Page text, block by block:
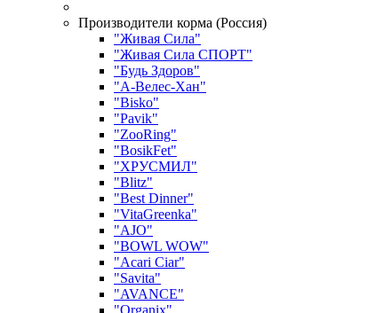
Производители корма (Россия)
"Живая Сила"
"Живая Сила СПОРТ"
"Будь Здоров"
"А-Велес-Хан"
"Bisko"
"Pavik"
"ZooRing"
"BosikFet"
"ХРУСМИЛ"
"Blitz"
"Best Dinner"
"VitaGreenka"
"AJO"
"BOWL WOW"
"Acari Ciar"
"Savita"
"AVANCE"